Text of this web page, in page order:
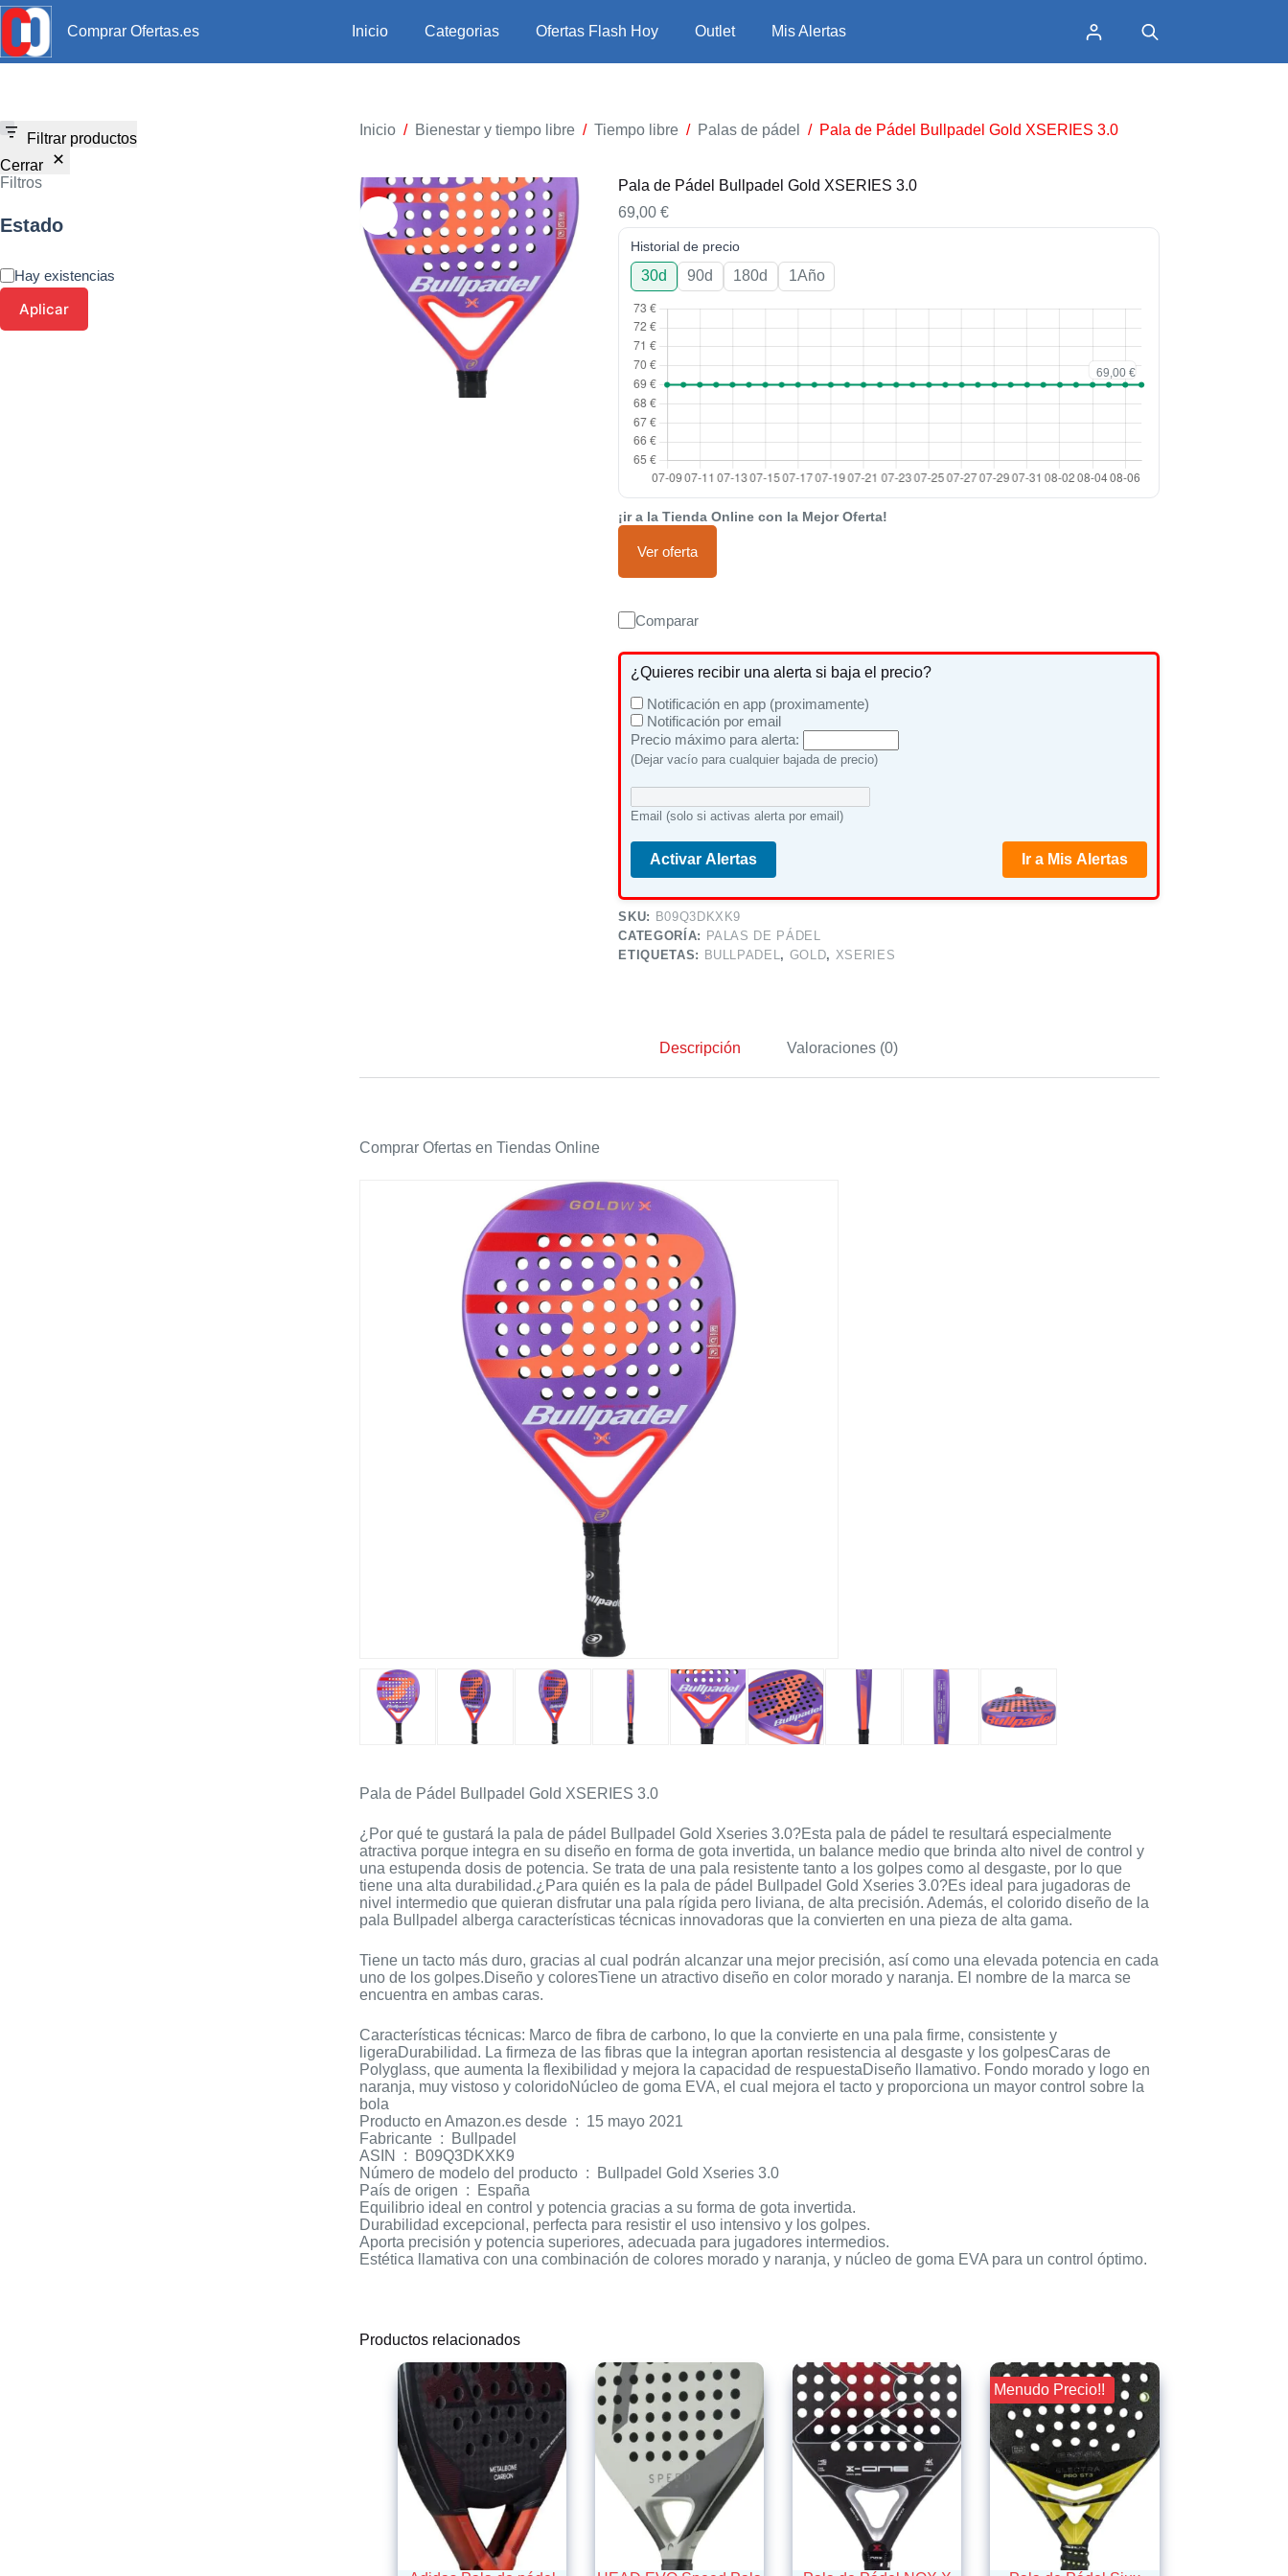
Comprar Ofertas.es Inicio Categorias Ofertas Flash Hoy Outlet Mis Alertas
Inicio / Bienestar y tiempo libre / Tiempo libre / Palas de pádel / Pala de Pádel Bullpadel Gold XSERIES 3.0
Pala de Pádel Bullpadel Gold XSERIES 3.0
69,00€
Historial de precio
30d 90d 180d 1Año
¡ir a la Tienda Online con la Mejor Oferta!
Ver oferta
Comparar
¿Quieres recibir una alerta si baja el precio?
Notificación en app (proximamente)
Notificación por email
Precio máximo para alerta:
(Dejar vacío para cualquier bajada de precio)
Email (solo si activas alerta por email)
Activar Alertas Ir a Mis Alertas
SKU: B09Q3DKXK9
CATEGORÍA: PALAS DE PÁDEL
ETIQUETAS: BULLPADEL, GOLD, XSERIES
Descripción Valoraciones (0)
Comprar Ofertas en Tiendas Online
Pala de Pádel Bullpadel Gold XSERIES 3.0
¿Por qué te gustará la pala de pádel Bullpadel Gold Xseries 3.0?Esta pala de pádel te resultará especialmente
atractiva porque integra en su diseño en forma de gota invertida, un balance medio que brinda alto nivel de control y
una estupenda dosis de potencia. Se trata de una pala resistente tanto a los golpes como al desgaste, por lo que
tiene una alta durabilidad.¿Para quién es la pala de pádel Bullpadel Gold Xseries 3.0?Es ideal para jugadoras de
nivel intermedio que quieran disfrutar una pala rígida pero liviana, de alta precisión. Además, el colorido diseño de la
pala Bullpadel alberga características técnicas innovadoras que la convierten en una pieza de alta gama.
Tiene un tacto más duro, gracias al cual podrán alcanzar una mejor precisión, así como una elevada potencia en cada
uno de los golpes.Diseño y coloresTiene un atractivo diseño en color morado y naranja. El nombre de la marca se
encuentra en ambas caras.
Características técnicas: Marco de fibra de carbono, lo que la convierte en una pala firme, consistente y
ligeraDurabilidad. La firmeza de las fibras que la integran aportan resistencia al desgaste y los golpesCaras de
Polyglass, que aumenta la flexibilidad y mejora la capacidad de respuestaDiseño llamativo. Fondo morado y logo en
naranja, muy vistoso y coloridoNúcleo de goma EVA, el cual mejora el tacto y proporciona un mayor control sobre la
bola
Producto en Amazon.es desde ‏ : ‎ 15 mayo 2021
Fabricante ‏ : ‎ Bullpadel
ASIN ‏ : ‎ B09Q3DKXK9
Número de modelo del producto ‏ : ‎ Bullpadel Gold Xseries 3.0
País de origen ‏ : ‎ España
Equilibrio ideal en control y potencia gracias a su forma de gota invertida.
Durabilidad excepcional, perfecta para resistir el uso intensivo y los golpes.
Aporta precisión y potencia superiores, adecuada para jugadores intermedios.
Estética llamativa con una combinación de colores morado y naranja, y núcleo de goma EVA para un control óptimo.
Productos relacionados
¡¡ Menudo Precio!!
Filtrar productos
Cerrar
Filtros
Estado
Hay existencias
Aplicar